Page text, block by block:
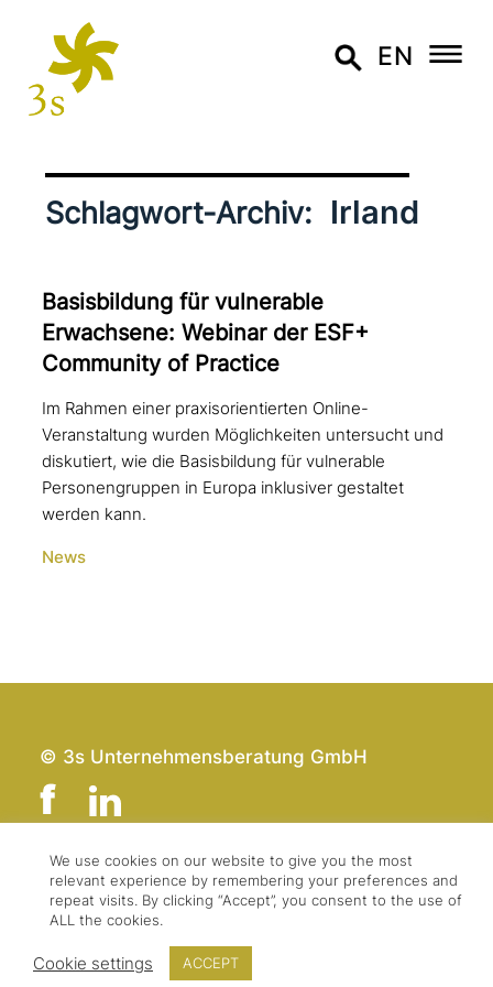
EN
Schlagwort-Archiv: Irland
Basisbildung für vul­nerable
Erwachsene: Webinar der ESF+
Community of Practice
Im Rahmen einer praxisorientierten Online-
Veranstaltung wurden Möglichkeiten untersucht und
diskutiert, wie die Basisbildung für vulnerable
Personengruppen in Europa inklusiver gestaltet
werden kann.
News
© 3s Unternehmensberatung GmbH
Team
Kontakt
Impressum
We use cookies on our website to give you the most
relevant experience by remembering your preferences and
repeat visits. By clicking “Accept”, you consent to the use of
ALL the cookies.
Cookie settings ACCEPT